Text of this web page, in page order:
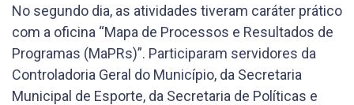
No segundo dia, as atividades tiveram caráter prático
com a oficina “Mapa de Processos e Resultados de
Programas (MaPRs)”. Participaram servidores da
Controladoria Geral do Município, da Secretaria
Municipal de Esporte, da Secretaria de Políticas e